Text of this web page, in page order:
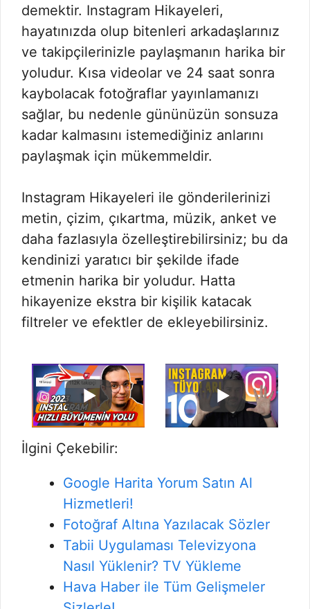
demektir. Instagram Hikayeleri,
hayatınızda olup bitenleri arkadaşlarınız
ve takipçilerinizle paylaşmanın harika bir
yoludur. Kısa videolar ve 24 saat sonra
kaybolacak fotoğraflar yayınlamanızı
sağlar, bu nedenle gününüzün sonsuza
kadar kalmasını istemediğiniz anlarını
paylaşmak için mükemmeldir.
Instagram Hikayeleri ile gönderilerinizi
metin, çizim, çıkartma, müzik, anket ve
daha fazlasıyla özelleştirebilirsiniz; bu da
kendinizi yaratıcı bir şekilde ifade
etmenin harika bir yoludur. Hatta
hikayenize ekstra bir kişilik katacak
filtreler ve efektler de ekleyebilirsiniz.
İlgini Çekebilir:
Google Harita Yorum Satın Al
Hizmetleri!
Fotoğraf Altına Yazılacak Sözler
Tabii Uygulaması Televizyona
Nasıl Yüklenir? TV Yükleme
Hava Haber ile Tüm Gelişmeler